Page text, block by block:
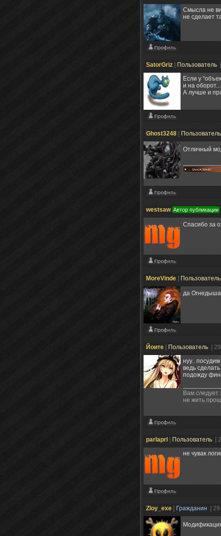
Смысла не
не сделает
SatorGriz Пользователь
Если у
и на оборот...
А лучше и
Ghost3248
Отличный
westsaw Автор публикации
Спасибо за
MoreVinde
да
Йоите Пользователь
|
нуу..
ведь
подожду
Вам следует
не жить
parlaprl Пользователь
|
не чувак
Zloy_exe Гражданин |